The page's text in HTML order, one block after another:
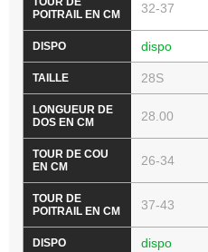
32-37
dispo
28S
28.00
26-34
37-43
dispo